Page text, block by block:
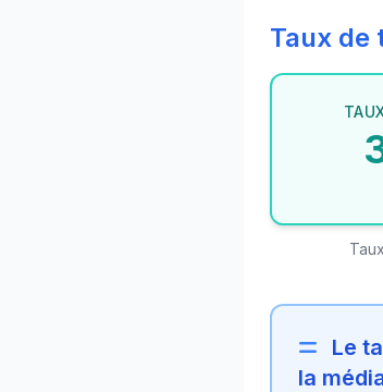
Taux de
Le
la